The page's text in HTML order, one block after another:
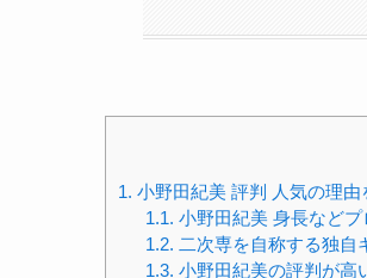
1. 小野田紀美 評判 人気の理由
1.1. 小野田紀美 身長などプ
1.2. 二次専を自称する独自
1.3. 小野田紀美の評判が高